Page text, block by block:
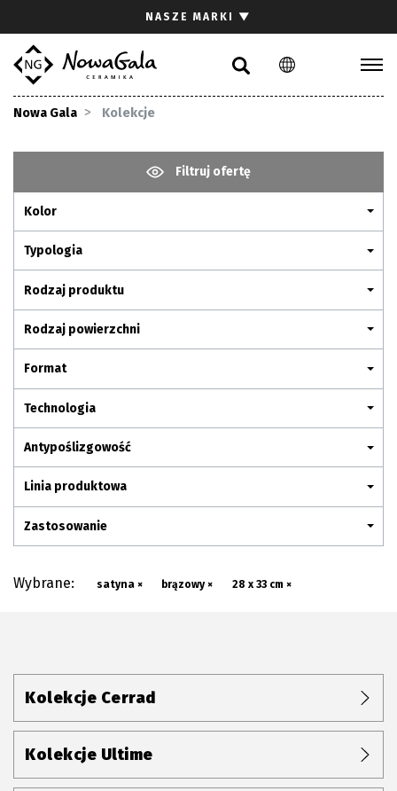
PL EN
NASZE MARKI ▼
Nowa Gala Kolekcje
Filtruj ofertę
Kolor
Typologia
Rodzaj produktu
Rodzaj powierzchni
Format
Technologia
Antypoślizgowość
Linia produktowa
Zastosowanie
Wybrane: satyna × brązowy × 28 x 33 cm ×
Kolekcje Cerrad
Kolekcje Ultime
Gdzie kupić
Pliki do pobrania
Pytania i odpowiedzi
Kariera
Kontakt
Komunikacja z akcjonariuszami